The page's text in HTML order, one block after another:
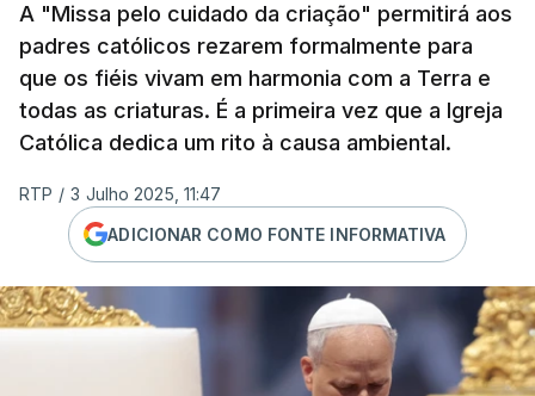
A "Missa pelo cuidado da criação" permitirá aos
padres católicos rezarem formalmente para
que os fiéis vivam em harmonia com a Terra e
todas as criaturas. É a primeira vez que a Igreja
Católica dedica um rito à causa ambiental.
RTP / 3 Julho 2025, 11:47
ADICIONAR COMO FONTE INFORMATIVA